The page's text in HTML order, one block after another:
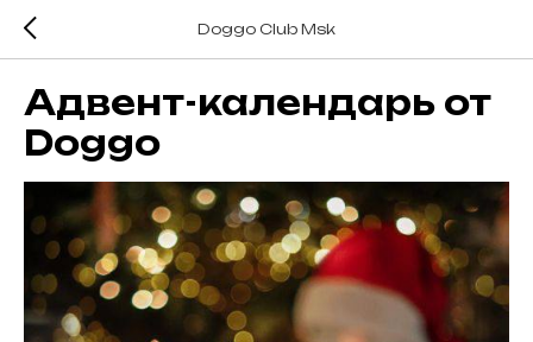
Doggo Club Msk
Адвент-календарь от
Doggo